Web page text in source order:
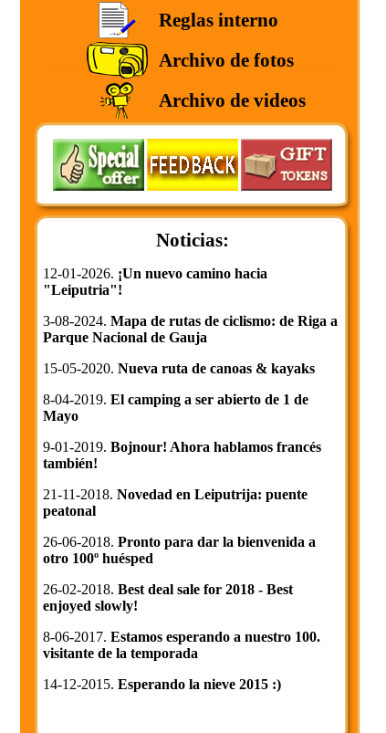
Reglas interno
Archivo de fotos
Archivo de videos
Noticias:
12-01-2026. ¡Un nuevo camino hacia
"Leiputria"!
3-08-2024. Mapa de rutas de ciclismo: de Riga a
Parque Nacional de Gauja
15-05-2020. Nueva ruta de canoas & kayaks
8-04-2019. El camping a ser abierto de 1 de
Mayo
9-01-2019. Bojnour! Ahora hablamos francés
también!
21-11-2018. Novedad en Leiputrija: puente
peatonal
26-06-2018. Pronto para dar la bienvenida a
otro 100º huésped
26-02-2018. Best deal sale for 2018 - Best
enjoyed slowly!
8-06-2017. Estamos esperando a nuestro 100.
visitante de la temporada
14-12-2015. Esperando la nieve 2015 :)